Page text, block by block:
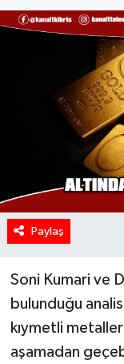
Paylaş
Soni Kumari ve
bulunduğu
kıymetli
aşamadan